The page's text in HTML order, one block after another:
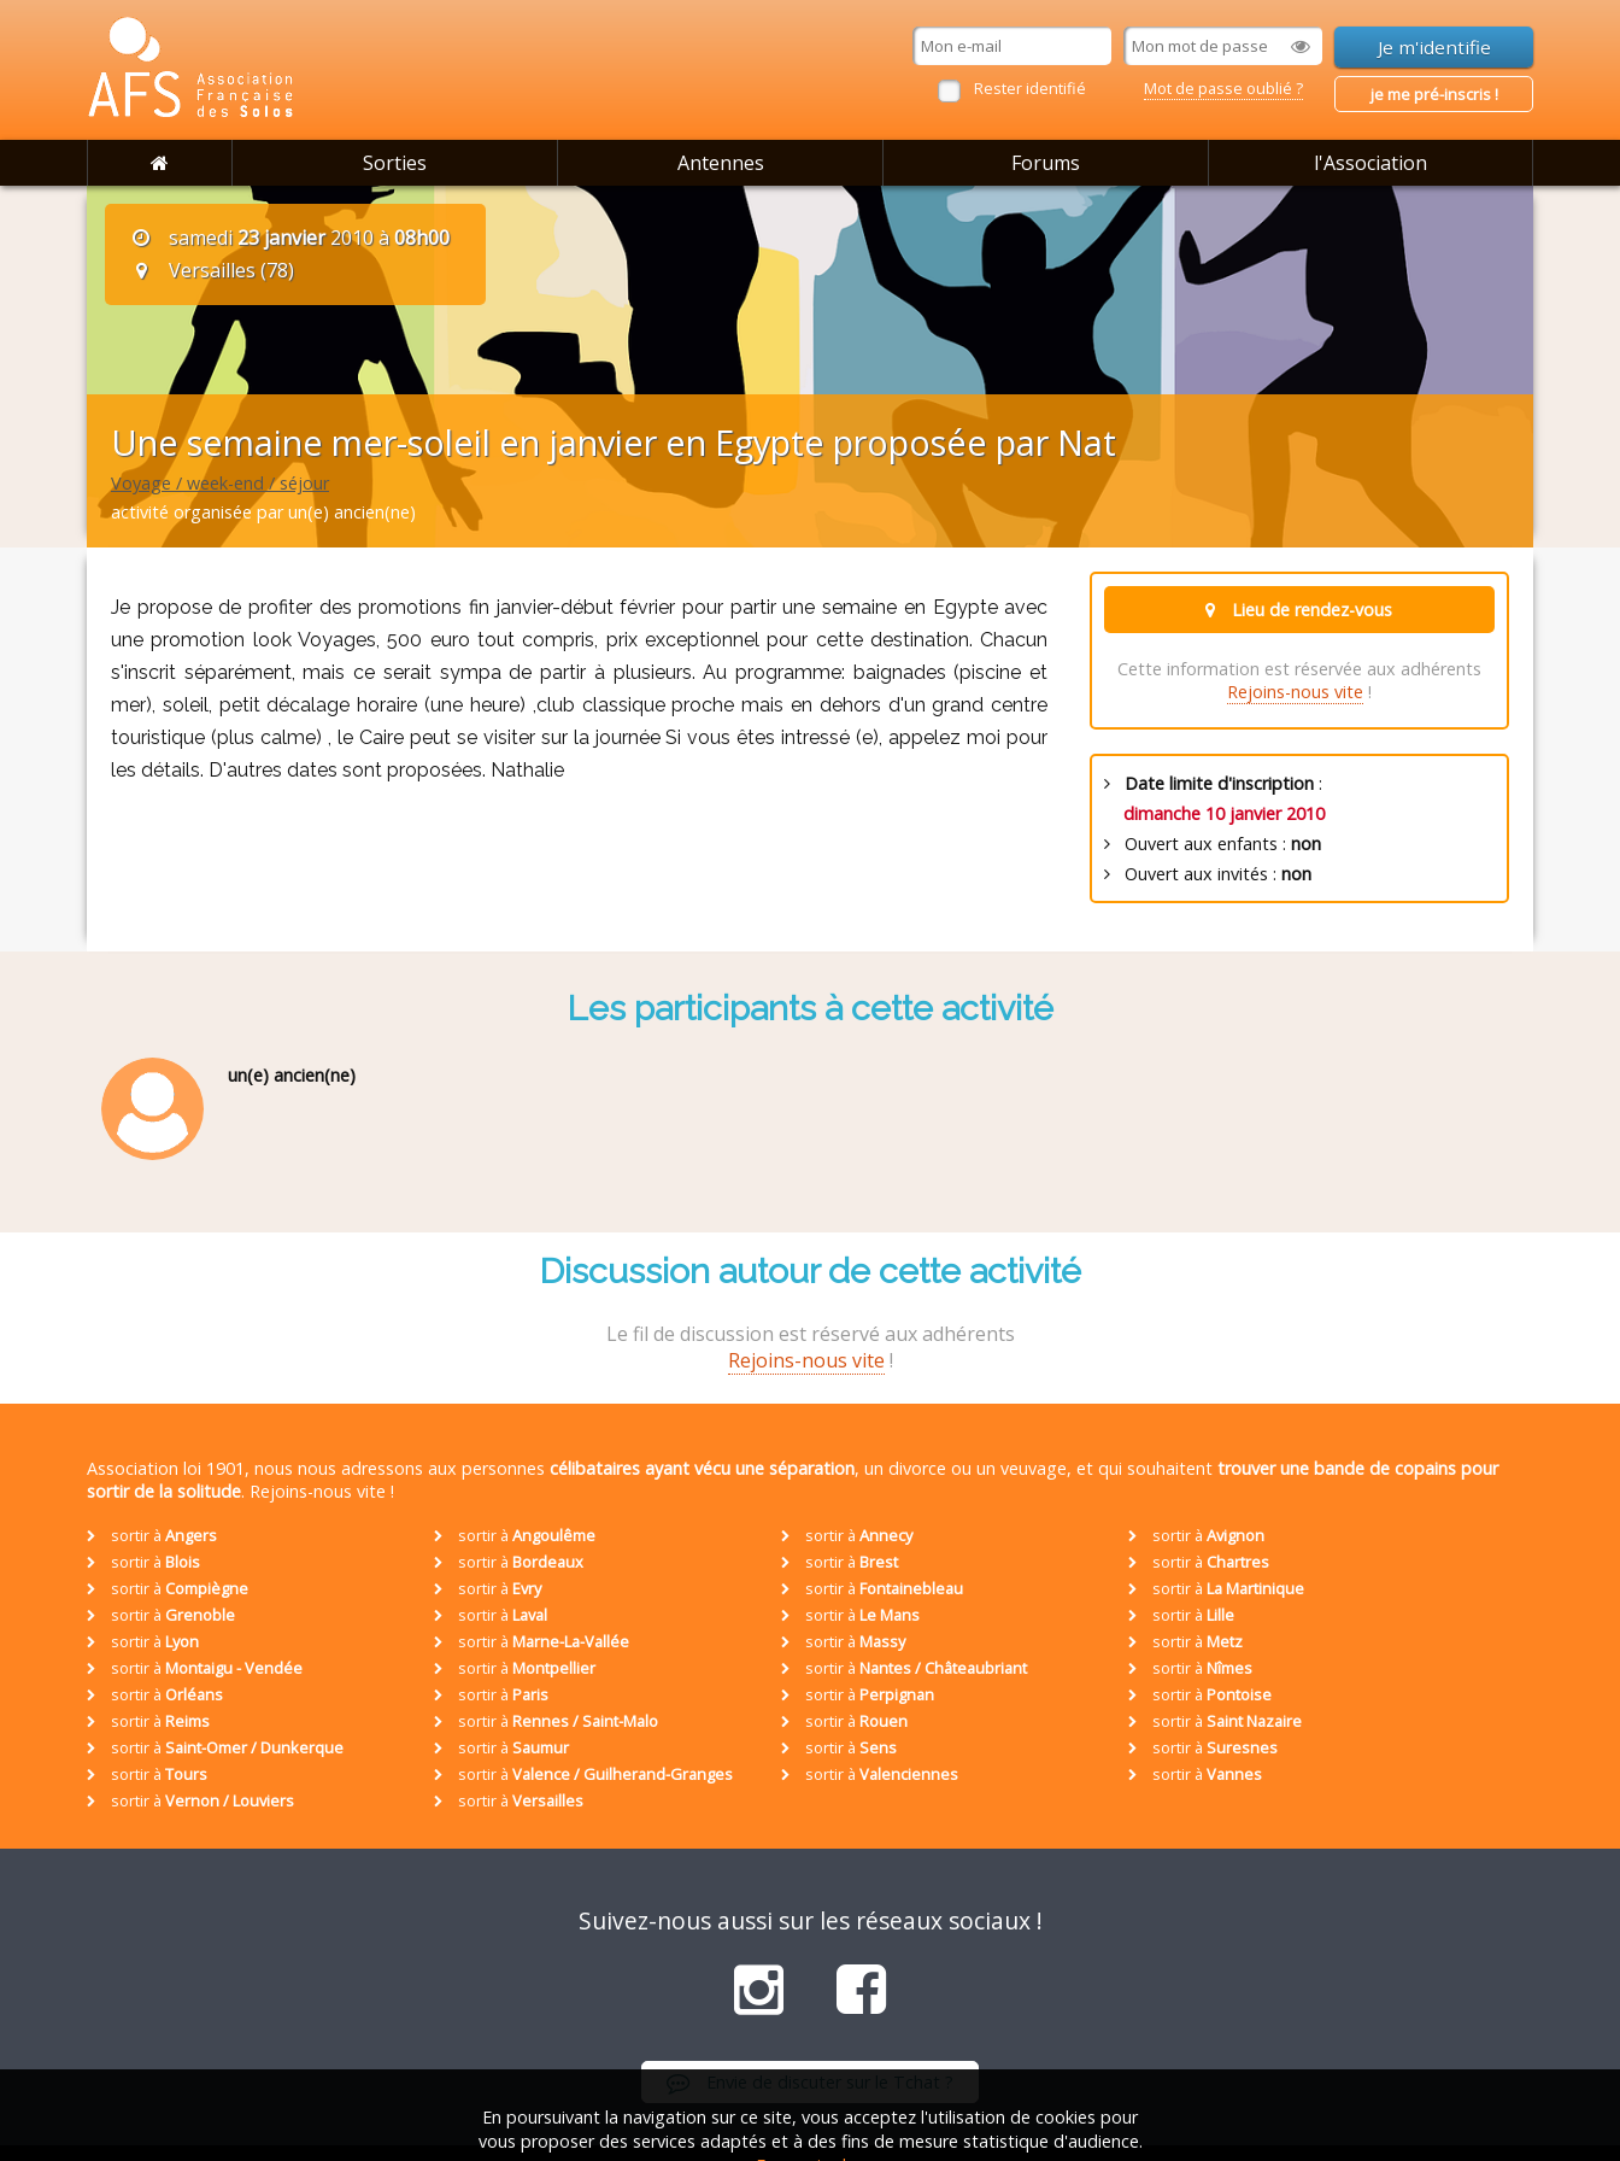
Rester identifié Mot de passe oublié ? je me pré-inscris !
Sorties Antennes Forums l'Association
samedi23 janvier2010 à08h00
Versailles (78)
Une semaine mer-soleil en janvier en Egypte proposée par Nat
Voyage / week-end / séjour
activité organisée par un(e) ancien(ne)
Je propose de profiter des promotions fin janvier-début février pour partir une semaine en Egypte avec
une promotion look Voyages, 500 euro tout compris, prix exceptionnel pour cette destination. Chacun
s'inscrit séparément, mais ce serait sympa de partir à plusieurs. Au programme: baignades (piscine et
mer), soleil, petit décalage horaire (une heure) ,club classique proche mais en dehors d'un grand centre
touristique (plus calme) , le Caire peut se visiter sur la journée Si vous êtes intressé (e), appelez moi pour
les détails. D'autres dates sont proposées. Nathalie
Lieu de rendez-vous
Cette information est réservée aux adhérents
Rejoins-nous vite !
Date limite d'inscription:
dimanche 10 janvier 2010
Ouvert aux enfants : non
Ouvert aux invités : non
Les participants à cette activité
un(e) ancien(ne)
Discussion autour de cette activité
Le fil de discussion est réservé aux adhérents
Rejoins-nous vite !
Association loi 1901, nous nous adressons aux personnes célibataires ayant vécu une séparation, un divorce ou un veuvage, et qui souhaitent trouver une bande de copains pour
sortir de la solitude. Rejoins-nous vite !
sortir à Angers sortir à Angoulême sortir à Annecy sortir à Avignon
sortir à Blois sortir à Bordeaux sortir à Brest sortir à Chartres
sortir à Compiègne sortir à Evry sortir à Fontainebleau sortir à La Martinique
sortir à Grenoble sortir à Laval sortir à Le Mans sortir à Lille
sortir à Lyon sortir à Marne-La-Vallée sortir à Massy sortir à Metz
sortir à Montaigu - Vendée sortir à Montpellier sortir à Nantes / Châteaubriant sortir à Nîmes
sortir à Orléans sortir à Paris sortir à Perpignan sortir à Pontoise
sortir à Reims sortir à Rennes / Saint-Malo sortir à Rouen sortir à Saint Nazaire
sortir à Saint-Omer / Dunkerque sortir à Saumur sortir à Sens sortir à Suresnes
sortir à Tours sortir à Valence / Guilherand-Granges sortir à Valenciennes sortir à Vannes
sortir à Vernon / Louviers sortir à Versailles
Suivez-nous aussi sur les réseaux sociaux !
En poursuivant la navigation sur ce site, vous acceptez l'utilisation de cookies pour
vous proposer des services adaptés et à des fins de mesure statistique d'audience.